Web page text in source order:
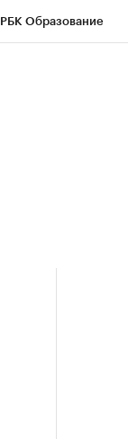
РБК Образование